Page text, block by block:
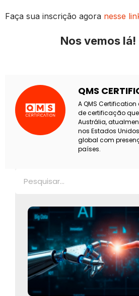
Faça sua inscrição agora nesse
Nos vemos lá!
QMS
A QMS
de certificação
Austrália,
nos Estados
global com
países.